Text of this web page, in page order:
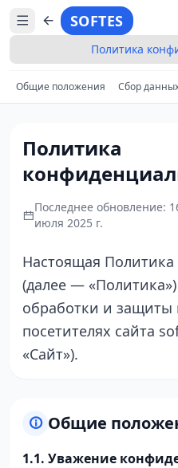
SOFTES
Политика
Общие положения Сбор
Политика
Последнее обновление:
июля 2025 г.
Настоящая
(далее —
обработки и
посетителях сайта
«Сайт»).
Общие
1.1. Уважение